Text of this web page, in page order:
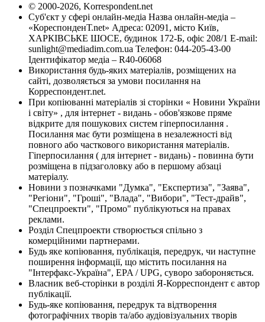
© 2000-2026, Korrespondent.net
Суб'єкт у сфері онлайн-медіа Назва онлайн-медіа –
«КореспонденТ.net» Адреса: 02091, місто Київ,
ХАРКІВСЬКЕ ШОСЕ, будинок 172-Б, офіс 208/1 E-mail:
sunlight@mediadim.com.ua Телефон: 044-205-43-00
Ідентифікатор медіа – R40-06068
Використання будь-яких матеріалів, розміщених на
сайті, дозволяється за умови посилання на
Корреспондент.net.
При копіюванні матеріалів зі сторінки « Новини України
і світу» , для інтернет - видань - обов'язкове пряме
відкрите для пошукових систем гіперпосилання .
Посилання має бути розміщена в незалежності від
повного або часткового використання матеріалів.
Гіперпосилання ( для інтернет - видань) - повинна бути
розміщена в підзаголовку або в першому абзаці
матеріалу.
Новини з позначками "Думка", "Експертиза", "Заява",
"Регіони", "Гроші", "Влада", "Вибори", "Тест-драйв",
"Спецпроекти", "Промо" публікуються на правах
реклами.
Розділ Спецпроекти створюється спільно з
комерційними партнерами.
Будь яке копіювання, публікація, передрук, чи наступне
поширення інформації, що містить посилання на
"Інтерфакс-Україна", EPA / UPG, суворо забороняється.
Власник веб-сторінки в розділі Я-Корреспондент є автор
публікації.
Будь-яке копіювання, передрук та відтворення
фотографічних творів та/або аудіовізуальних творів